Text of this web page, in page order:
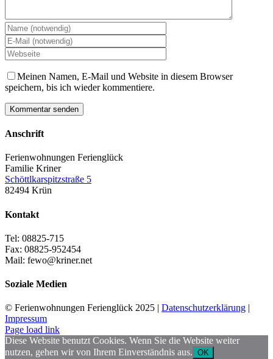
Meinen Namen, E-Mail und Website in diesem Browser
speichern, bis ich wieder kommentiere.
Anschrift
Ferienwohnungen Ferienglück
Familie Kriner
Schöttlkarspitzstraße 5
82494 Krün
Kontakt
Tel: 08825-715
Fax: 08825-952454
Mail: fewo@kriner.net
Soziale Medien
© Ferienwohnungen Ferienglück 2025 | Datenschutzerklärung |
Impressum
Facebook
Instagram
YouTube
Page load link
Diese Website benutzt Cookies. Wenn Sie die Website weiter
nutzen, gehen wir von Ihrem Einverständnis aus. OK